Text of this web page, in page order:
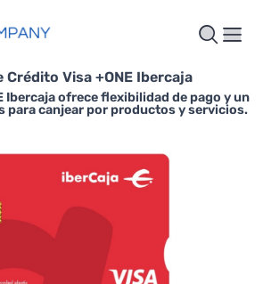
Crédito Visa +ONE Ibercaja
Ibercaja ofrece flexibilidad de pago y un
para canjear por productos y servicios.